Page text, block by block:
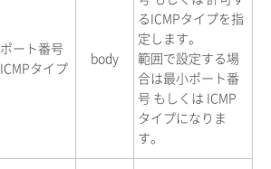
ポート番号
ICMPタイプ
body
るICMPタイプを指
定します。
範囲で設定する場
合は最小ポート番
号 もしくは ICMP
タイプになりま
す。